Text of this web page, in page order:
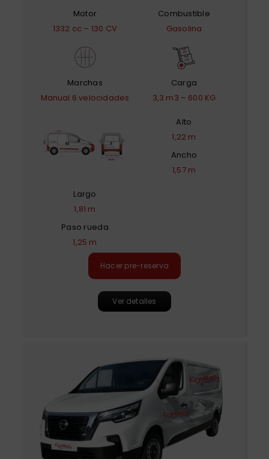
Motor
1332 cc – 130 CV
Combustible
Gasolina
Marchas
Manual 6 velocidades
Carga
3,3 m3 – 600 KG
Alto
1,22 m
Ancho
1,57 m
Largo
1,81 m
Paso rueda
1,25 m
Hacer pre-reserva
Ver detalles